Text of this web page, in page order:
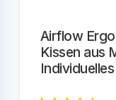
Airflow
Kissen aus